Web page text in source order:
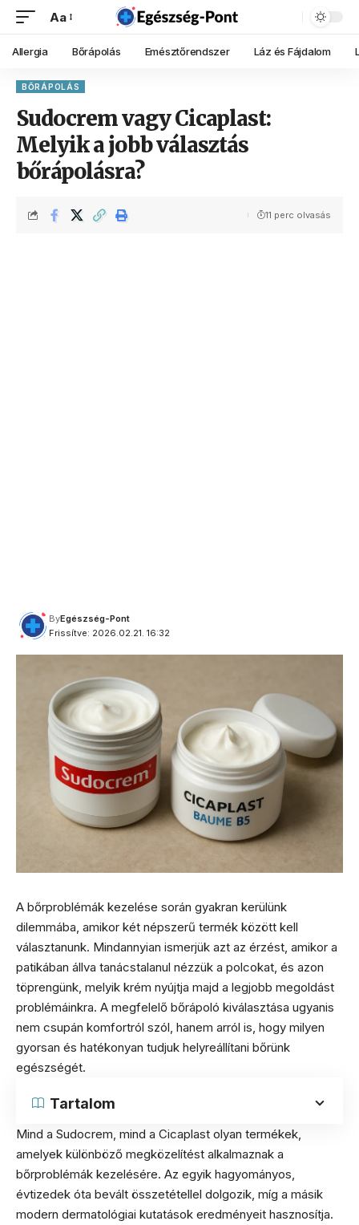
Aa
Allergia Bőrápolás Emésztőrendszer Láz és Fájdalom
BŐRÁPOLÁS
Sudocrem vagy Cicaplast:
Melyik a jobb választás
bőrápolásra?
Frissítve: 2026.02.21. 16:32
ByEgészség-Pont
11 perc olvasás
A bőrproblémák kezelése során gyakran kerülünk
dilemmába, amikor két népszerű termék között kell
választanunk. Mindannyian ismerjük azt az érzést, amikor a
patikában állva tanácstalanul nézzük a polcokat, és azon
töprengünk, melyik krém nyújtja majd a legjobb megoldást
problémáinkra. A megfelelő bőrápoló kiválasztása ugyanis
nem csupán komfortról szól, hanem arról is, hogy milyen
gyorsan és hatékonyan tudjuk helyreállítani bőrünk
egészségét.
Tartalom
Mind a Sudocrem, mind a Cicaplast olyan termékek,
amelyek különböző megközelítést alkalmaznak a
bőrproblémák kezelésére. Az egyik hagyományos,
évtizedek óta bevált összetétellel dolgozik, míg a másik
modern dermatológiai kutatások eredményeit hasznosítja.